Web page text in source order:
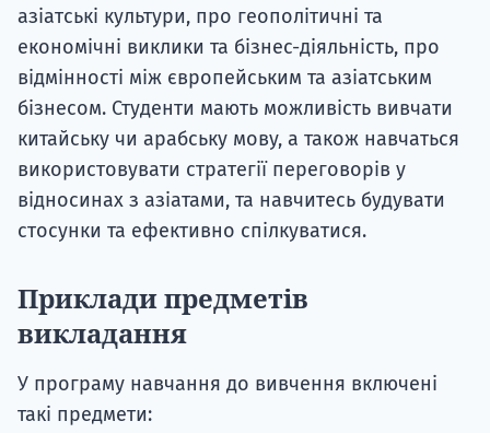
азіатські культури, про геополітичні та
економічні виклики та бізнес-діяльність, про
відмінності між європейським та азіатським
бізнесом. Студенти мають можливість вивчати
китайську чи арабську мову, а також навчаться
використовувати стратегії переговорів у
відносинах з азіатами, та навчитесь будувати
стосунки та ефективно спілкуватися.
Приклади предметів
викладання
У програму навчання до вивчення включені
такі предмети: